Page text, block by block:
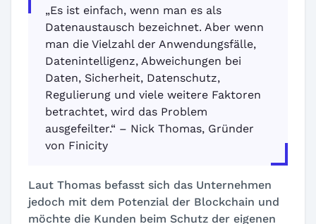
„Es ist einfach, wenn man es als
Datenaustausch bezeichnet. Aber wenn
man die Vielzahl der Anwendungsfälle,
Datenintelligenz, Abweichungen bei
Daten, Sicherheit, Datenschutz,
Regulierung und viele weitere Faktoren
betrachtet, wird das Problem
ausgefeilter.“ – Nick Thomas, Gründer
von Finicity
Laut Thomas befasst sich das Unternehmen
jedoch mit dem Potenzial der Blockchain und
möchte die Kunden beim Schutz der eigenen